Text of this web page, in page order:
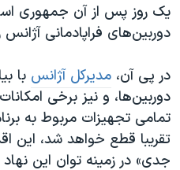
یک روز پس از آن جمهوری
دوربین‌های فراپادمانی
در پی آن، مدیرکل آژانس با
دوربین‌ها، و نیز برخی
تمامی تجهیزات مربوط به
تقریبا قطع خواهد شد، این
جدی» در زمینه توان این